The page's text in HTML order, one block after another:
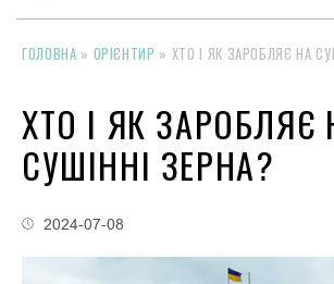
ГОЛОВНА » ОРІЄНТИР » ХТО І ЯК ЗАРОБЛЯЄ НА
ХТО І ЯК ЗАРОБЛЯЄ
СУШІННІ ЗЕРНА?
2024-07-08